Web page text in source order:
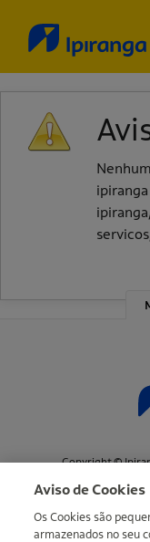
Copyright ©
33.337.122/0001-27 |
Mapa do site
Aviso de Cookies
Os Cookies são
armazenados no seu